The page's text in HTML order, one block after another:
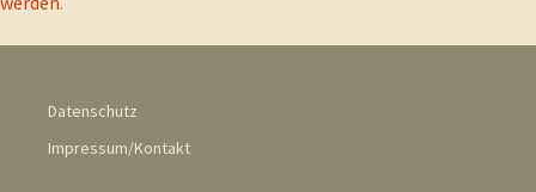
Datenschutz
Impressum/Kontakt